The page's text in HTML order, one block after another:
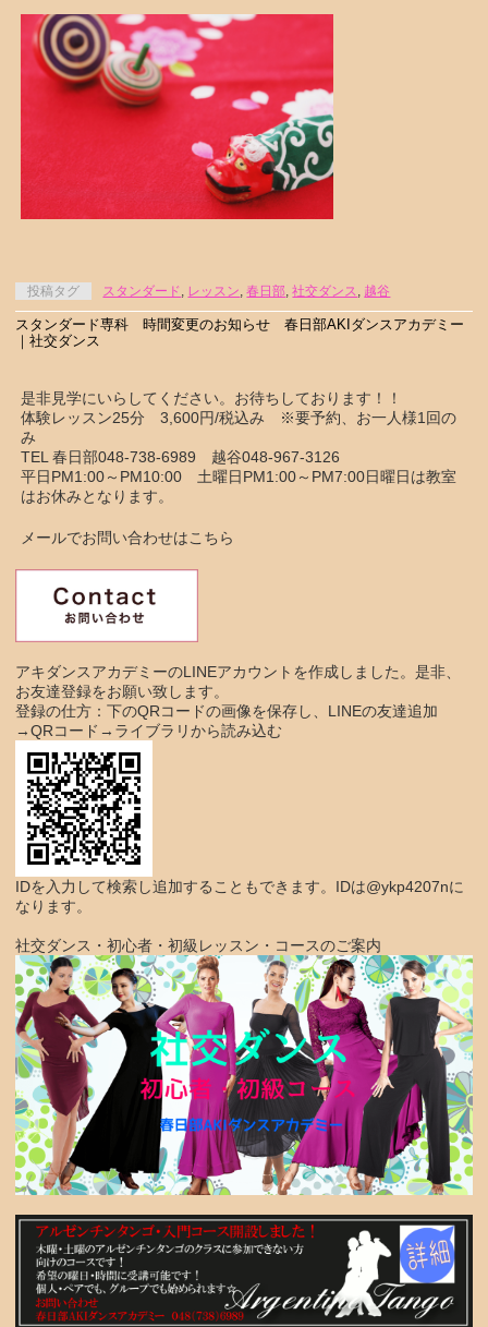
投稿タグ スタンダード レッスン ,春日部 ,社交ダンス 越谷
スタンダード専科 時間変更のお知らせ 春日部AKIダンスアカデミー
｜社交ダンス
是非見学にいらしてください。お待ちしております！！
体験レッスン25分 3,600円/税込み ※要予約、お一人様1回の
み
TEL 春日部048-738-6989 越谷048-967-3126
平日PM1:00～PM10:00 土曜日PM1:00～PM7:00日曜日は教室
はお休みとなります。
メールでお問い合わせはこちら
アキダンスアカデミーのLINEアカウントを作成しました。是非、
お友達登録をお願い致します。
登録の仕方：下のQRコードの画像を保存し、LINEの友達追加
→QRコード→ライブラリから読み込む
IDを入力して検索し追加することもできます。IDは@ykp4207nに
なります。
社交ダンス・初心者・初級レッスン・コースのご案内